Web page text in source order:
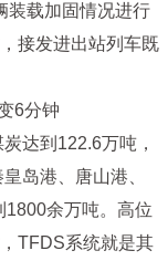
装载加固情况进行
接发进出站列车既
6分钟
达到122.6万吨，
岛港、唐山港、
余万吨。高位
TFDS系统就是其